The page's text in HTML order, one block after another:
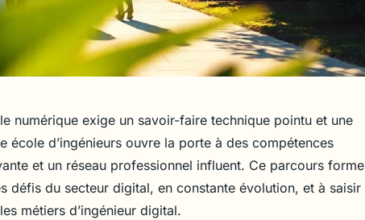
numérique exige un savoir-faire technique pointu et une
école d’ingénieurs ouvre la porte à des compétences
et un réseau professionnel influent. Ce parcours forme
défis du secteur digital, en constante évolution, et à saisir
métiers d’ingénieur digital.